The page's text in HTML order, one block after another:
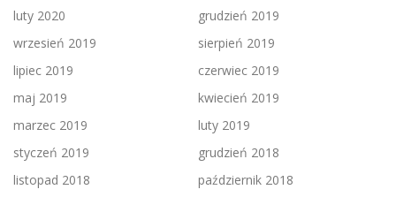
luty 2020
grudzień 2019
wrzesień 2019
sierpień 2019
lipiec 2019
czerwiec 2019
maj 2019
kwiecień 2019
marzec 2019
luty 2019
styczeń 2019
grudzień 2018
listopad 2018
październik 2018